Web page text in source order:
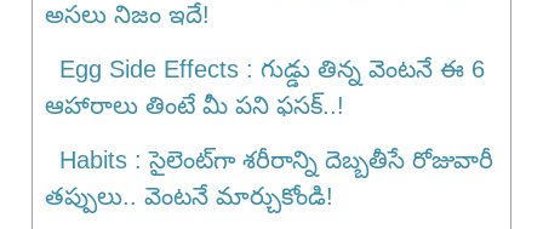
అసలు నిజం ఇదే!
Egg Side Effects : గుడ్డు తిన్న వెంటనే ఈ 6
ఆహారాలు తింటే మీ ప‌ని ఫ‌స‌క్‌..!
Habits : సైలెంట్‌గా శరీరాన్ని దెబ్బతీసే రోజువారీ
తప్పులు.. వెంటనే మార్చుకోండి!